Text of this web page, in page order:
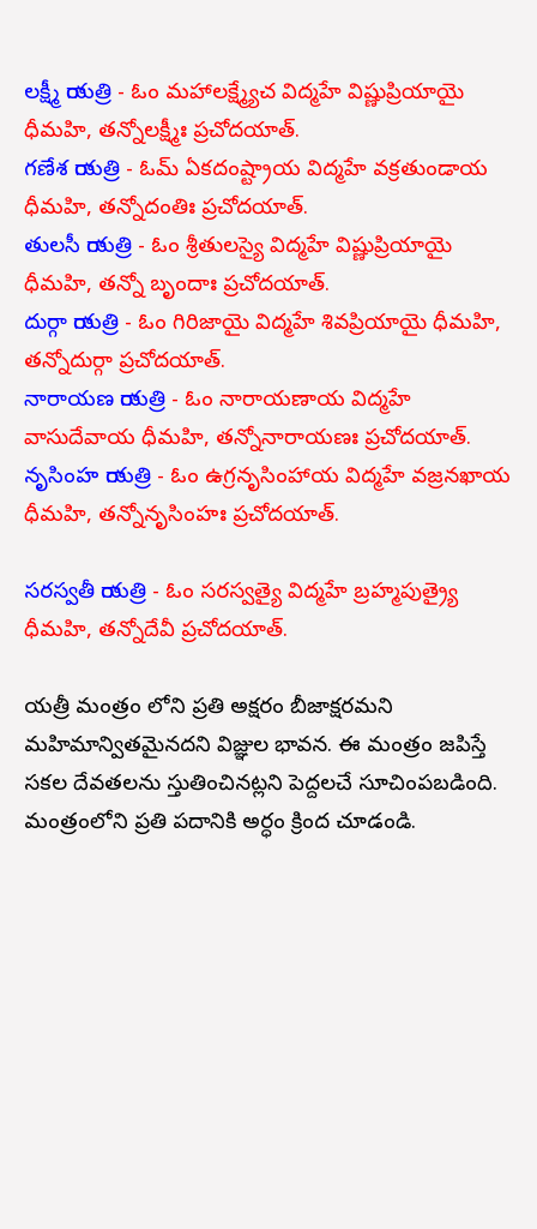
లక్ష్మీ గాయత్రి - ఓం మహాలక్ష్మ్యేచ విద్మహే విష్ణుప్రియాయై
ధీమహి, తన్నోలక్ష్మీః ప్రచోదయాత్.
గణేశ గాయత్రి - ఓమ్ ఏకదంష్ట్రాయ విద్మహే వక్రతుండాయ
ధీమహి, తన్నోదంతిః ప్రచోదయాత్.
తులసీ గాయత్రి - ఓం శ్రీతులస్యై విద్మహే విష్ణుప్రియాయై
ధీమహి, తన్నో బృందాః ప్రచోదయాత్.
దుర్గా గాయత్రి - ఓం గిరిజాయై విద్మహే శివప్రియాయై ధీమహి,
తన్నోదుర్గా ప్రచోదయాత్.
నారాయణ గాయత్రి - ఓం నారాయణాయ విద్మహే
వాసుదేవాయ ధీమహి, తన్నోనారాయణః ప్రచోదయాత్.
నృసింహ గాయత్రి - ఓం ఉగ్రనృసింహాయ విద్మహే వజ్రనఖాయ
ధీమహి, తన్నోనృసింహః ప్రచోదయాత్.
సరస్వతీ గాయత్రి - ఓం సరస్వత్యై విద్మహే బ్రహ్మపుత్ర్యై
ధీమహి, తన్నోదేవీ ప్రచోదయాత్.
గాయత్రీ మంత్రం లోని ప్రతి అక్షరం బీజాక్షరమని
మహిమాన్వితమైనదని విజ్ఞుల భావన. ఈ మంత్రం జపిస్తే
సకల దేవతలను స్తుతించినట్లని పెద్దలచే సూచింపబడింది.
మంత్రంలోని ప్రతి పదానికి అర్ధం క్రింద చూడండి.